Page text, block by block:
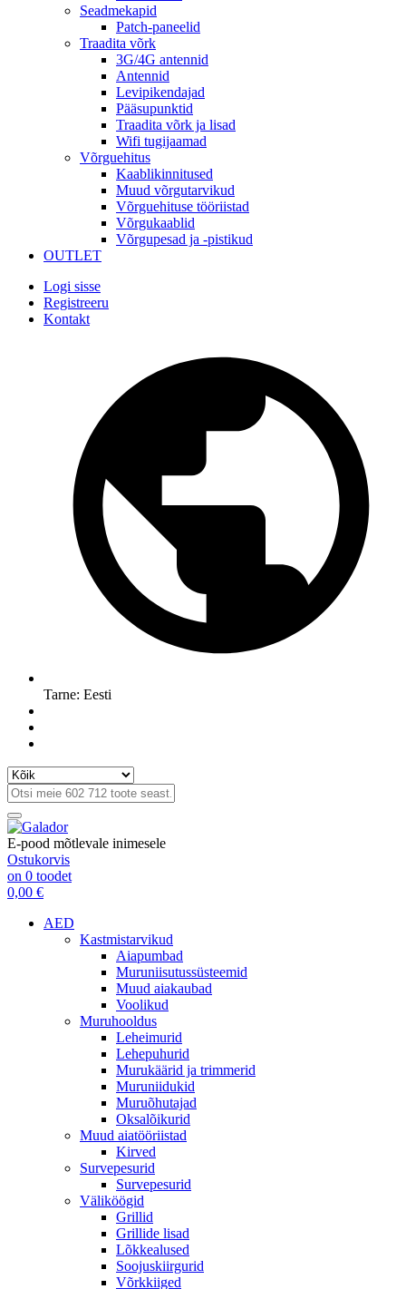
Seadmekapid
Patch-paneelid
Traadita võrk
3G/4G antennid
Antennid
Levipikendajad
Pääsupunktid
Traadita võrk ja lisad
Wifi tugijaamad
Võrguehitus
Kaablikinnitused
Muud võrgutarvikud
Võrguehituse tööriistad
Võrgukaablid
Võrgupesad ja -pistikud
OUTLET
Logi sisse
Registreeru
Kontakt
Tarne: Eesti
E-pood mõtlevale inimesele
Ostukorvis
on 0 toodet
0,00 €
AED
Kastmistarvikud
Aiapumbad
Muruniisutussüsteemid
Muud aiakaubad
Voolikud
Muruhooldus
Leheimurid
Lehepuhurid
Murukäärid ja trimmerid
Muruniidukid
Muruõhutajad
Oksalõikurid
Muud aiatööriistad
Kirved
Survepesurid
Survepesurid
Väliköögid
Grillid
Grillide lisad
Lõkkealused
Soojuskiirgurid
Võrkkiiged